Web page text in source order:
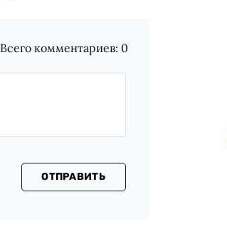
Всего комментариев: 0
ОТПРАВИТЬ